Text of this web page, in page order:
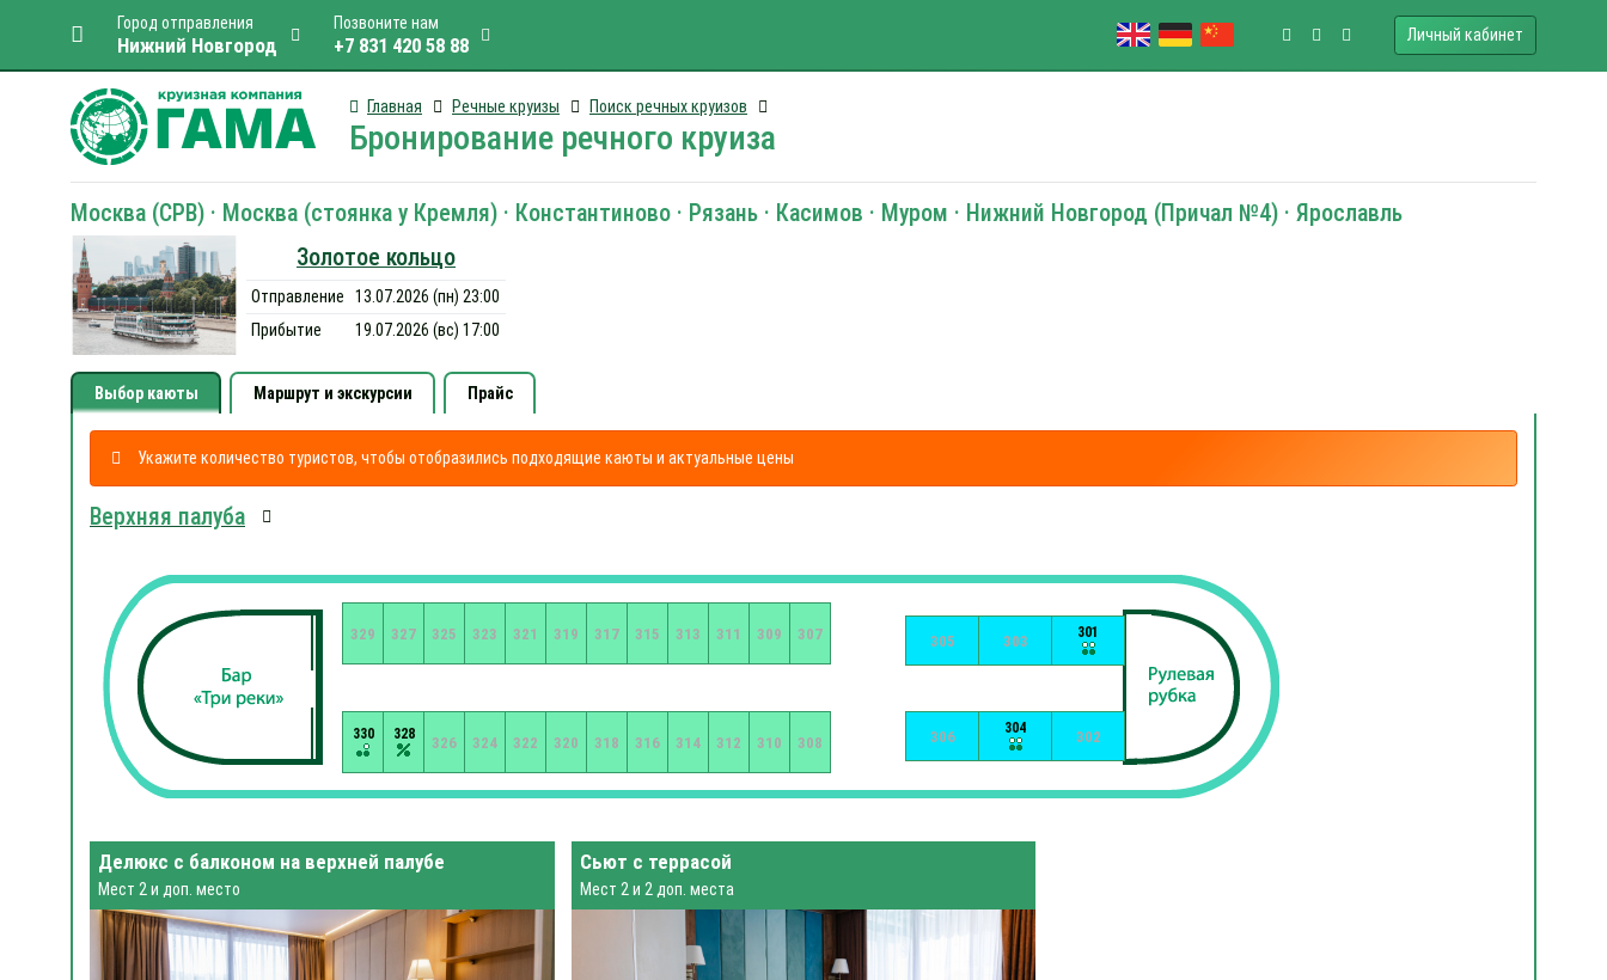
Город отправления
Нижний Новгород
Позвоните нам
+7 831 420 58 88 Личный кабинет
Главная Речные круизы Поиск речных круизов
Бронирование речного круиза
Москва (СРВ) · Москва (стоянка у Кремля) · Константиново · Рязань · Касимов · Муром · Нижний Новгород (Причал №4) · Ярославль
Золотое кольцо
Отправление
13.07.2026 (пн) 23:00
Прибытие
19.07.2026 (вс) 17:00
Выбор каюты Маршрут и экскурсии Прайс
Укажите количество туристов, чтобы отобразились подходящие каюты и актуальные цены
Верхняя палуба
301
302
303
304
305
306
307
308
309
310
311
312
313
314
315
316
317
318
319
320
321
322
323
324
325
326
327
328
329
330
Делюкс с балконом на верхней палубе
Мест 2 и доп. место
Сьют с террасой
Мест 2 и 2 доп. места